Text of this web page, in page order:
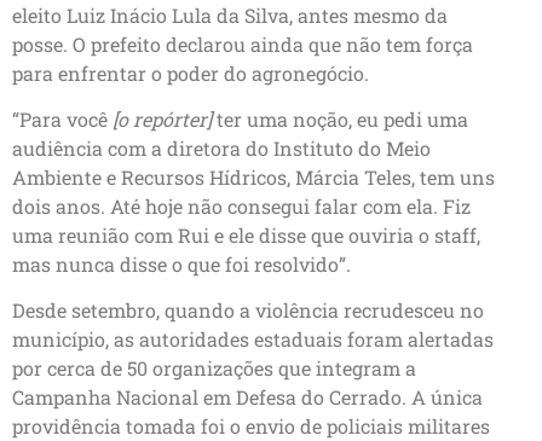
eleito Luiz Inácio Lula da Silva, antes mesmo da
posse. O prefeito declarou ainda que não tem força
para enfrentar o poder do agronegócio.
“Para você [o repórter]ter uma noção, eu pedi uma
audiência com a diretora do Instituto do Meio
Ambiente e Recursos Hídricos, Márcia Teles, tem uns
dois anos. Até hoje não consegui falar com ela. Fiz
uma reunião com Rui e ele disse que ouviria o staff,
mas nunca disse o que foi resolvido”.
Desde setembro, quando a violência recrudesceu no
município, as autoridades estaduais foram alertadas
por cerca de 50 organizações que integram a
Campanha Nacional em Defesa do Cerrado. A única
providência tomada foi o envio de policiais militares